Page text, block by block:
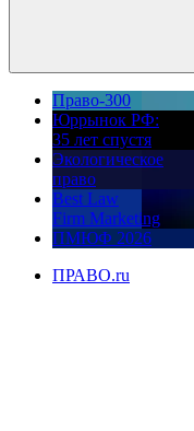
Право-300
Юррынок РФ:
35 лет спустя
Экологическое
право
Best Law
Firm Marketing
ПМЮФ 2026
ПРАВО.ru